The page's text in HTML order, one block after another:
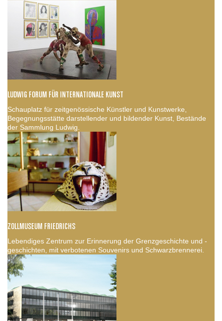
LUDWIG FORUM FÜR INTERNATIONALE KUNST
Schauplatz für zeitgenössische Künstler und Kunstwerke,
Begegnungsstätte darstellender und bildender Kunst, Bestände
der Sammlung Ludwig.
ZOLLMUSEUM FRIEDRICHS
Lebendiges Zentrum zur Erinnerung der Grenzgeschichte und -
geschichten, mit verbotenen Souvenirs und Schwarzbrennerei.